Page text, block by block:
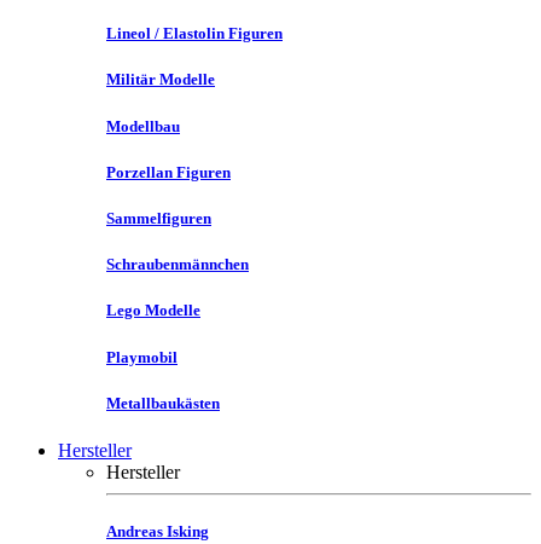
Lineol / Elastolin Figuren
Militär Modelle
Modellbau
Porzellan Figuren
Sammelfiguren
Schraubenmännchen
Lego Modelle
Playmobil
Metallbaukästen
Hersteller
Hersteller
Andreas Isking